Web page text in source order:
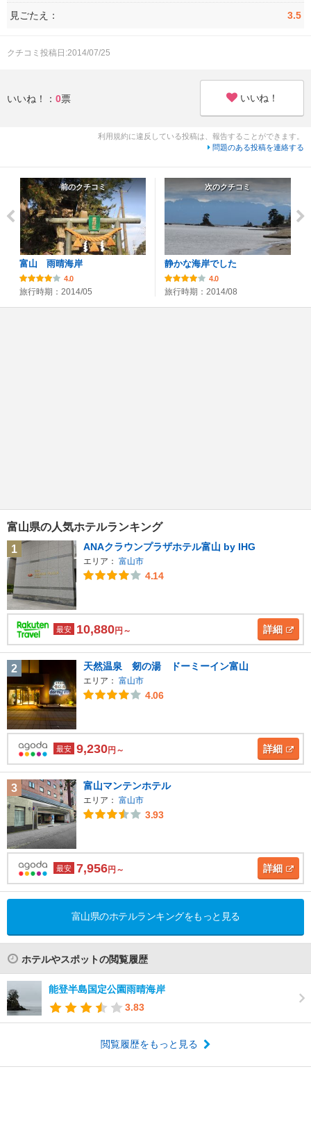
見ごたえ： 3.5
クチコミ投稿日:2014/07/25
いいね！： 0票 いいね！
利用規約に違反している投稿は、報告することができます。
問題のある投稿を連絡する
前のクチコミ
富山 雨晴海岸
4.0
旅行時期：2014/05
次のクチコミ
静かな海岸でした
4.0
旅行時期：2014/08
富山県の人気ホテルランキング
1
ANAクラウンプラザホテル富山 by IHG
エリア： 富山市
4.14
最安 10,880円～ 詳細
2 天然温泉 剱の湯 ドーミーイン富山
エリア： 富山市
4.06
最安 9,230円～ 詳細
3 富山マンテンホテル
エリア： 富山市
3.93
最安 7,956円～ 詳細
富山県のホテルランキングをもっと見る
ホテルやスポットの閲覧履歴
能登半島国定公園雨晴海岸
3.83
閲覧履歴をもっと見る